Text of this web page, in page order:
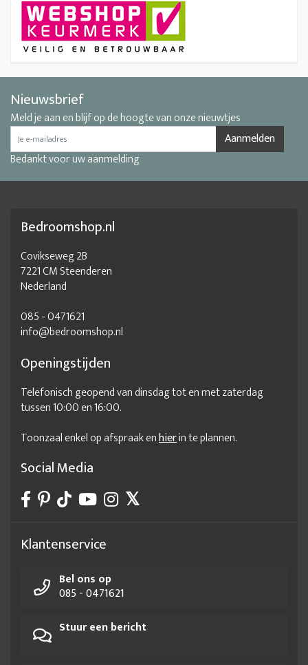
Nieuwsbrief
Meld je aan en blijf op de hoogte van onze nieuwtjes
Aanmelden
Bedankt voor uw aanmelding
Bedroomshop.nl
Covikseweg 2B
7221 CM Steenderen
Nederland
085 - 0471621
info@bedroomshop.nl
Openingstijden
Telefonisch geopend van dinsdag tot en met zaterdag
tussen 10:00 en 16:00.
Toonzaal enkel op afspraak enhierin te plannen.
Social Media
Klantenservice
Bel ons op
085 - 0471621
Stuur een bericht